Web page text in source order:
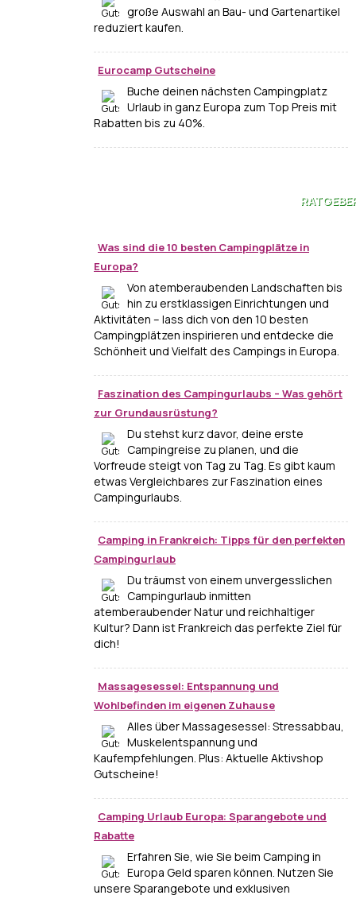
große Auswahl an Bau- und Gartenartikel
reduziert kaufen.
Eurocamp Gutscheine
Buche deinen nächsten Campingplatz
Urlaub in ganz Europa zum Top Preis mit
Rabatten bis zu 40%.
Was sind die 10 besten Campingplätze in
Europa?
Von atemberaubenden Landschaften bis
hin zu erstklassigen Einrichtungen und
Aktivitäten – lass dich von den 10 besten
Campingplätzen inspirieren und entdecke die
Schönheit und Vielfalt des Campings in Europa.
Faszination des Campingurlaubs – Was gehört
zur Grundausrüstung?
Du stehst kurz davor, deine erste
Campingreise zu planen, und die
Vorfreude steigt von Tag zu Tag. Es gibt kaum
etwas Vergleichbares zur Faszination eines
Campingurlaubs.
Camping in Frankreich: Tipps für den perfekten
Campingurlaub
Du träumst von einem unvergesslichen
Campingurlaub inmitten
atemberaubender Natur und reichhaltiger
Kultur? Dann ist Frankreich das perfekte Ziel für
dich!
Massagesessel: Entspannung und
Wohlbefinden im eigenen Zuhause
Alles über Massagesessel: Stressabbau,
Muskelentspannung und
Kaufempfehlungen. Plus: Aktuelle Aktivshop
Gutscheine!
Camping Urlaub Europa: Sparangebote und
Rabatte
Erfahren Sie, wie Sie beim Camping in
Europa Geld sparen können. Nutzen Sie
unsere Sparangebote und exklusiven